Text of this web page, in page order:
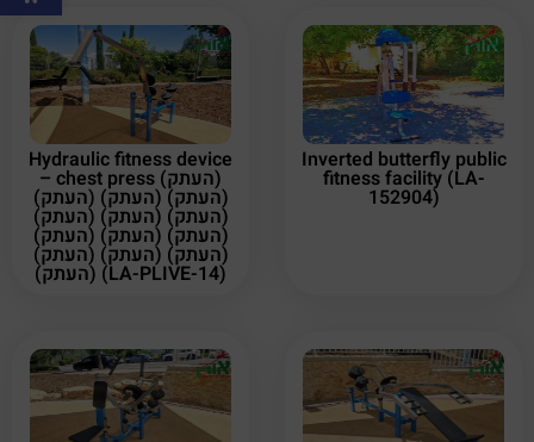
Hydraulic fitness device
– chest press (העתק)
(העתק) (העתק) (העתק)
(העתק) (העתק) (העתק)
(העתק) (העתק) (העתק)
(העתק) (העתק) (העתק)
(העתק) (LA-PLIVE-14)
Inverted butterfly public
fitness facility (LA-
152904)